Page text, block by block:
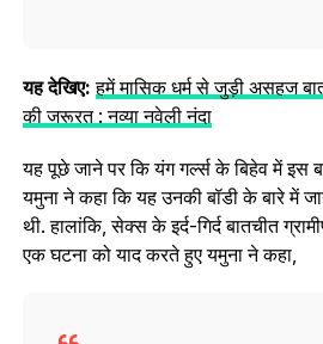
यह देखिए:हमें मासिक धर्म से जुड़ी असहज
की जरूरत : नव्या नवेली नंदा
यह पूछे जाने पर कि यंग गर्ल्‍स के बिहेव में इस
यमुना ने कहा कि यह उनकी बॉडी के बारे में
थी. हालांकि, सेक्स के इर्द-गिर्द बातचीत
एक घटना को याद करते हुए यमुना ने कहा,